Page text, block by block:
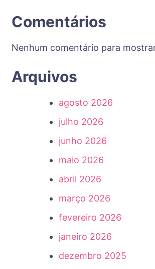
Comentários
Nenhum comentário para
Arquivos
agosto 2026
julho 2026
junho 2026
maio 2026
abril 2026
março 2026
fevereiro 2026
janeiro 2026
dezembro 2025